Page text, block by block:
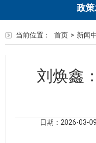
政
当前位置： 首页 > 新闻
刘焕鑫
日期：2026-03-09